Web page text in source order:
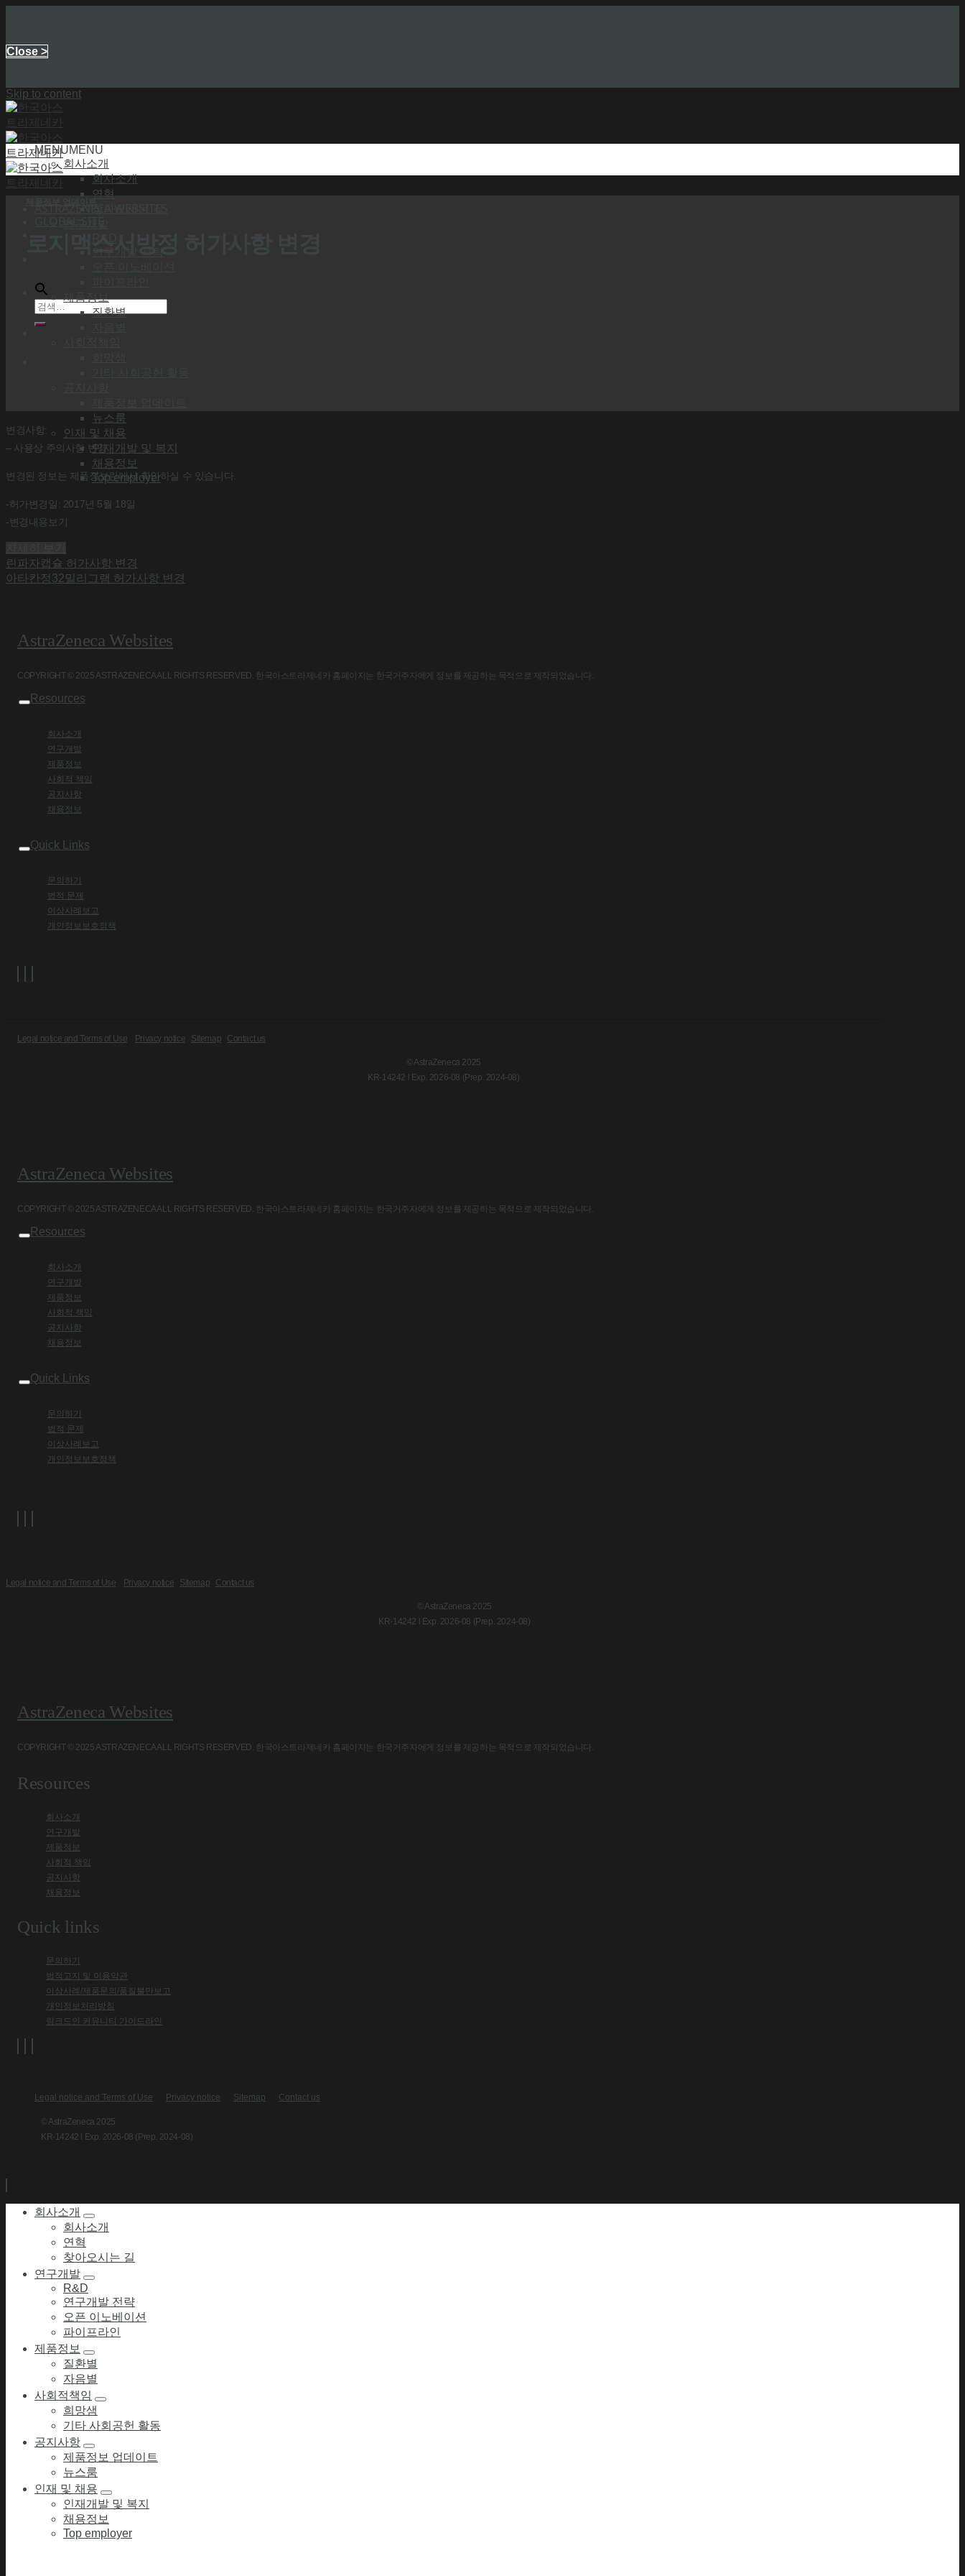
Close >
Skip to content
MENUMENU
회사소개
회사소개
연혁
제품정보
질환별
뉴스룸
인재 및 채용
인재개발 및 복지
채용정보
Top employer
변경사항:
– 사용상 주의사항 변경
변경된 정보는 제품정보란에서 확인하실 수 있습니다.
-허가변경일: 2017년 5월 18일
-변경내용보기
린파자캡슐 허가사항 변경
아타칸정32밀리그램 허가사항 변경
AstraZeneca Websites
COPYRIGHT © 2025 ASTRAZENECA ALL RIGHTS RESERVED. 한국아스트라제네카 홈페이지는 한국거주자에게 정보를 제공하는 목적으로 제작되었습니다.
Resources
회사소개
연구개발
제품정보
사회적 책임
공지사항
채용정보
Quick Links
문의하기
법적 문제
이상사례보고
개인정보보호정책
Legal notice and Terms of Use Privacy notice Sitemap Contact us
© AstraZeneca 2025
KR-14242 l Exp. 2026-08 (Prep. 2024-08)
AstraZeneca Websites
COPYRIGHT © 2025 ASTRAZENECA ALL RIGHTS RESERVED. 한국아스트라제네카 홈페이지는 한국거주자에게 정보를 제공하는 목적으로 제작되었습니다.
Resources
회사소개
연구개발
제품정보
사회적 책임
공지사항
채용정보
Quick Links
문의하기
법적 문제
이상사례보고
개인정보보호정책
Legal notice and Terms of Use Privacy notice Sitemap Contact us
© AstraZeneca 2025
KR-14242 l Exp. 2026-08 (Prep. 2024-08)
AstraZeneca Websites
COPYRIGHT © 2025 ASTRAZENECA ALL RIGHTS RESERVED. 한국아스트라제네카 홈페이지는 한국거주자에게 정보를 제공하는 목적으로 제작되었습니다.
Resources
회사소개
연구개발
제품정보
사회적 책임
공지사항
채용정보
Quick links
문의하기
법적고지 및 이용약관
이상사례/제품문의/품질불만보고
개인정보처리방침
링크드인 커뮤니티 가이드라인
Legal notice and Terms of Use Privacy notice Sitemap Contact us
© AstraZeneca 2025
KR-14242 l Exp. 2026-08 (Prep. 2024-08)
회사소개
회사소개
연혁
찾아오시는 길
연구개발
R&D
연구개발 전략
오픈 이노베이션
파이프라인
제품정보
질환별
자음별
사회적책임
희망샘
기타 사회공헌 활동
공지사항
제품정보 업데이트
뉴스룸
인재 및 채용
인재개발 및 복지
채용정보
Top employer